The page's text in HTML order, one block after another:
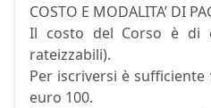
COSTO E MODALITA’ DI
Il costo del Corso è di
rateizzabili).
Per iscriversi è
euro 100.